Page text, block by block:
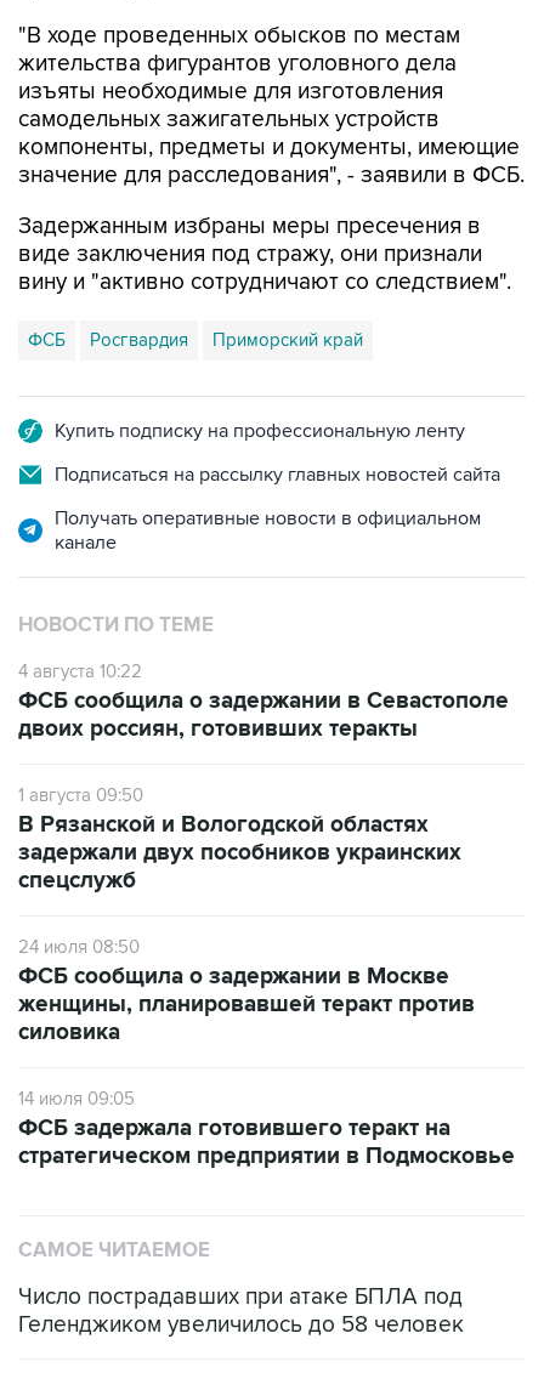
"В ходе проведенных обысков по местам
жительства фигурантов уголовного дела
изъяты необходимые для изготовления
самодельных зажигательных устройств
компоненты, предметы и документы, имеющие
значение для расследования", - заявили в ФСБ.
Задержанным избраны меры пресечения в
виде заключения под стражу, они признали
вину и "активно сотрудничают со следствием".
ФСБ Росгвардия Приморский край
Купить подписку на профессиональную ленту
Подписаться на рассылку главных новостей сайта
Получать оперативные новости в официальном
канале
НОВОСТИ ПО ТЕМЕ
4 августа 10:22
ФСБ сообщила о задержании в Севастополе
двоих россиян, готовивших теракты
1 августа 09:50
В Рязанской и Вологодской областях
задержали двух пособников украинских
спецслужб
24 июля 08:50
ФСБ сообщила о задержании в Москве
женщины, планировавшей теракт против
силовика
14 июля 09:05
ФСБ задержала готовившего теракт на
стратегическом предприятии в Подмосковье
САМОЕ ЧИТАЕМОЕ
Число пострадавших при атаке БПЛА под
Геленджиком увеличилось до 58 человек